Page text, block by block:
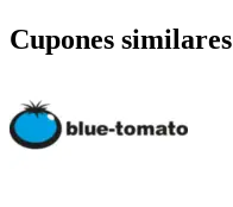
Cupones similares